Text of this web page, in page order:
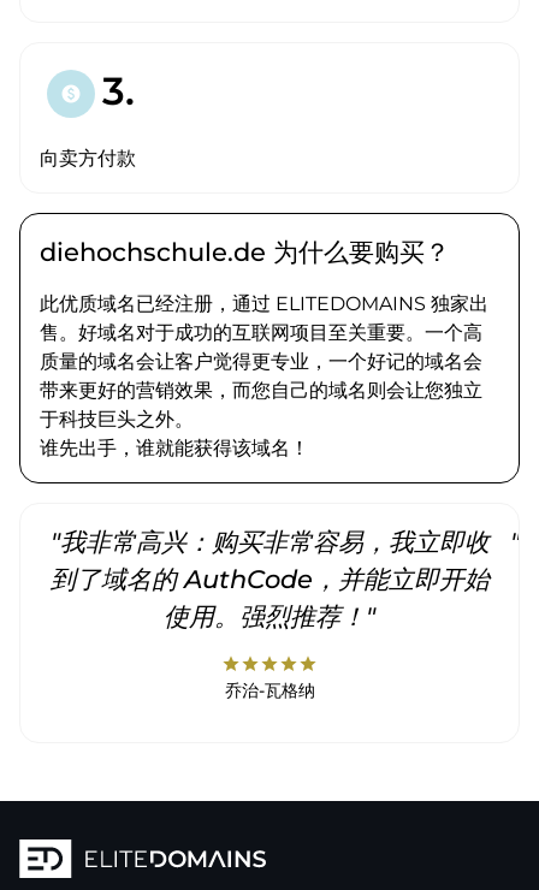
paid 3.
向卖方付款
diehochschule.de 为什么要购买？
此优质域名已经注册，通过 ELITEDOMAINS 独家出
售。好域名对于成功的互联网项目至关重要。一个高
质量的域名会让客户觉得更专业，一个好记的域名会
带来更好的营销效果，而您自己的域名则会让您独立
于科技巨头之外。
谁先出手，谁就能获得该域名！
"我非常高兴：购买非常容易，我立即收
到了域名的 AuthCode，并能立即开始
使用。强烈推荐！"
starstarstarstarstar
乔治-瓦格纳
"